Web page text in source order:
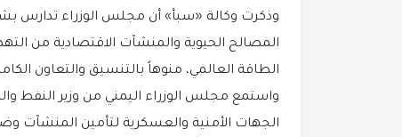
وذكرت وكالة «سبأ» أن مجلس الوزراء تدارس
المصالح الحيوية والمنشآت الاقتصادية من
الطاقة العالمي، منوهاً بالتنسيق والتعاون
واستمع مجلس الوزراء اليمني من وزير النفط
الجهات الأمنية والعسكرية لتأمين المنشآت